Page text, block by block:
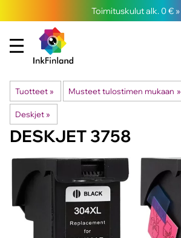
Toimituskulut alk. 0 € »
Tuotteet ‪» Musteet tulostimen mukaan ‪»
Deskjet ‪»
DESKJET 3758